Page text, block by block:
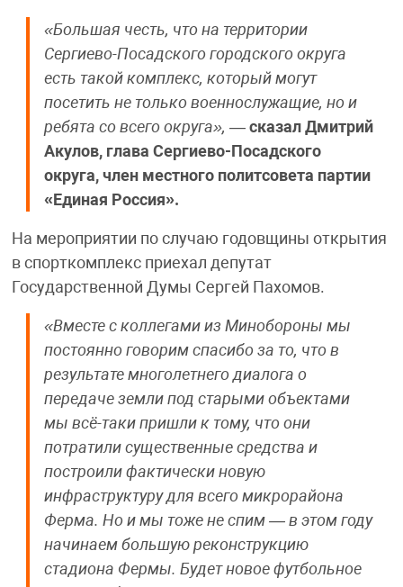
«Большая честь, что на территории
Сергиево-Посадского городского округа
есть такой комплекс, который могут
посетить не только военнослужащие, но и
ребята со всего округа», —сказал Дмитрий
Акулов, глава Сергиево-Посадского
округа, член местного политсовета партии
«Единая Россия».
На мероприятии по случаю годовщины открытия
в спорткомплекс приехал депутат
Государственной Думы Сергей Пахомов.
«Вместе с коллегами из Минобороны мы
постоянно говорим спасибо за то, что в
результате многолетнего диалога о
передаче земли под старыми объектами
мы всё-таки пришли к тому, что они
потратили существенные средства и
построили фактически новую
инфраструктуру для всего микрорайона
Ферма. Но и мы тоже не спим — в этом году
начинаем большую реконструкцию
стадиона Фермы. Будет новое футбольное